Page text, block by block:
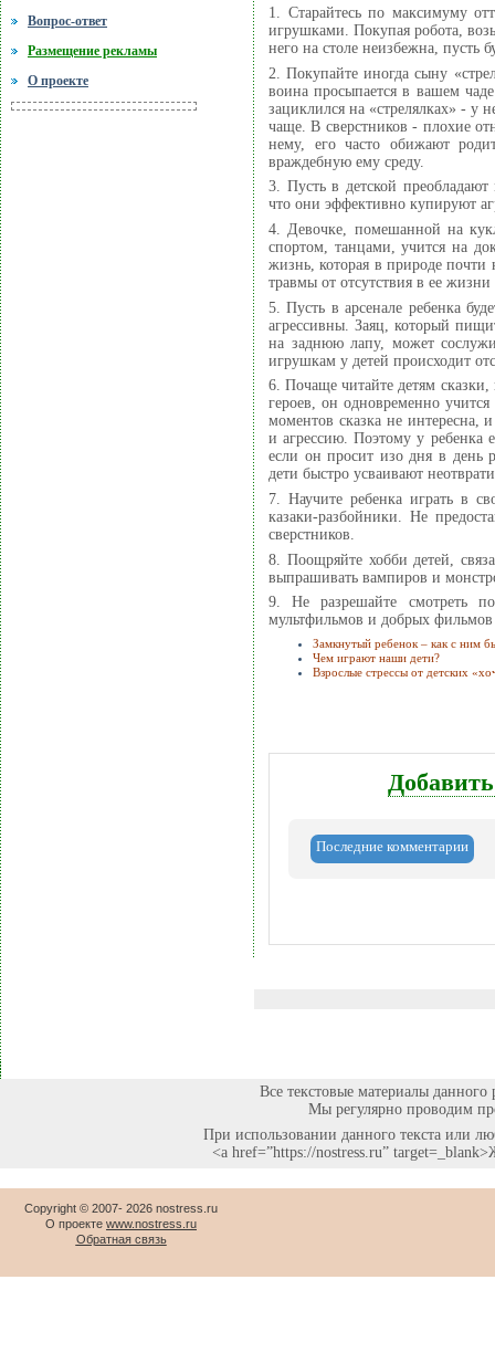
Вопрос-ответ
Размещение рекламы
О проекте
1. Старайтесь по максимуму
игрушками. Покупая робота,
него на столе неизбежна, пусть
2. Покупайте иногда сыну
воина просыпается в вашем
зациклился на «стрелялках» - у
чаще. В сверстников - плохие
нему, его часто обижают
враждебную ему среду.
3. Пусть в детской
что они эффективно купируют
4. Девочке, помешанной на
спортом, танцами, учится на
жизнь, которая в природе почти
травмы от отсутствия в ее
5. Пусть в арсенале ребенка
агрессивны. Заяц, который
на заднюю лапу, может
игрушкам у детей происходит
6. Почаще читайте детям
героев, он одновременно
моментов сказка не интересна,
и агрессию. Поэтому у ребенка
если он просит изо дня в день
дети быстро усваивают
7. Научите ребенка играть в
казаки-разбойники. Не
сверстников.
8. Поощряйте хобби детей,
выпрашивать вампиров и
9. Не разрешайте смотреть
мультфильмов и добрых
Замкнутый ребенок – как с ним
Чем играют наши дети?
Взрослые стрессы от детских
Последние комментарии
Все текстовые материалы данного
Мы регулярно проводим
При использовании данного текста или
<a href=”https://nostress.ru”
Copyright © 2007- 2026 nostress.ru
О проекте www.nostress.ru
Обратная связь